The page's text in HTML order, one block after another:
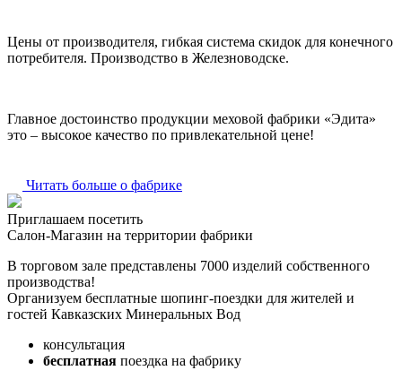
Цены от производителя, гибкая система скидок для конечного
потребителя. Производство в Железноводске.
Главное достоинство продукции меховой фабрики «Эдита»
это – высокое качество по привлекательной цене!
Читать больше о фабрике
Приглашаем посетить
Салон-Магазин на территории фабрики
В торговом зале представлены 7000 изделий собственного
производства!
Организуем бесплатные шопинг-поездки для жителей и
гостей Кавказских Минеральных Вод
консультация
бесплатная поездка на фабрику